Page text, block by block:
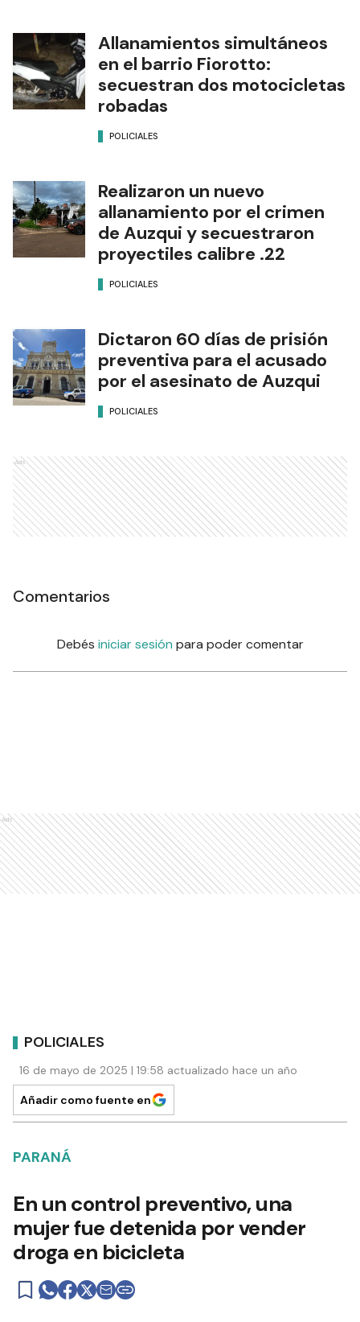
Allanamientos simultáneos
en el barrio Fiorotto:
secuestran dos motocicletas
robadas
POLICIALES
Realizaron un nuevo
allanamiento por el crimen
de Auzqui y secuestraron
proyectiles calibre .22
POLICIALES
Dictaron 60 días de prisión
preventiva para el acusado
por el asesinato de Auzqui
POLICIALES
Ads
Comentarios
Debés iniciar sesión para poder comentar
Ads
POLICIALES
16 de mayo de 2025 | 19:58 actualizado hace un año
Añadir como fuente en
PARANÁ
En un control preventivo, una
mujer fue detenida por vender
droga en bicicleta